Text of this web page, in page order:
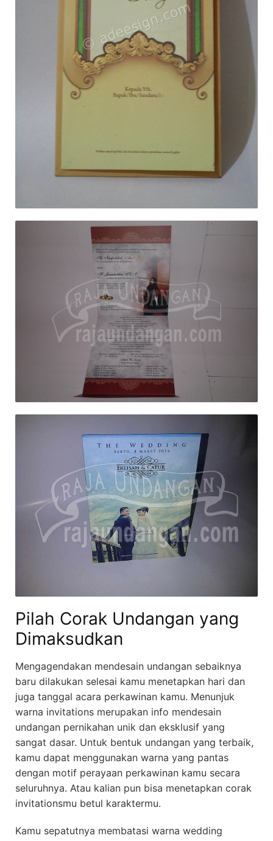
Pilah Corak Undangan yang
Dimaksudkan
Mengagendakan mendesain undangan sebaiknya
baru dilakukan selesai kamu menetapkan hari dan
juga tanggal acara perkawinan kamu. Menunjuk
warna invitations merupakan info mendesain
undangan pernikahan unik dan eksklusif yang
sangat dasar. Untuk bentuk undangan yang terbaik,
kamu dapat menggunakan warna yang pantas
dengan motif perayaan perkawinan kamu secara
seluruhnya. Atau kalian pun bisa menetapkan corak
invitationsmu betul karaktermu.
Kamu sepatutnya membatasi warna wedding